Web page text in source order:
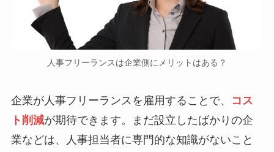
人事フリーランスは企業側にメリットはある？
企業が人事フリーランスを雇用することで、
コス
ト削減が期待できます。まだ設立したばかりの企
業などは、人事担当者に専門的な知識がないこと